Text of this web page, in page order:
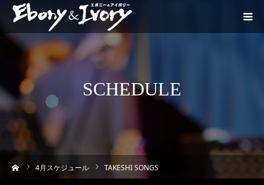
SCHEDULE
4月スケジュール TAKESHI SONGS